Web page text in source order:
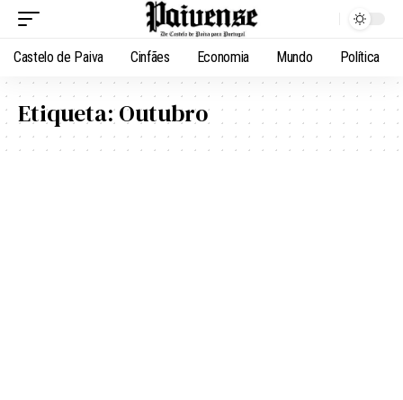
Castelo de Paiva Cinfães Economia Mundo Política
Etiqueta:Outubro